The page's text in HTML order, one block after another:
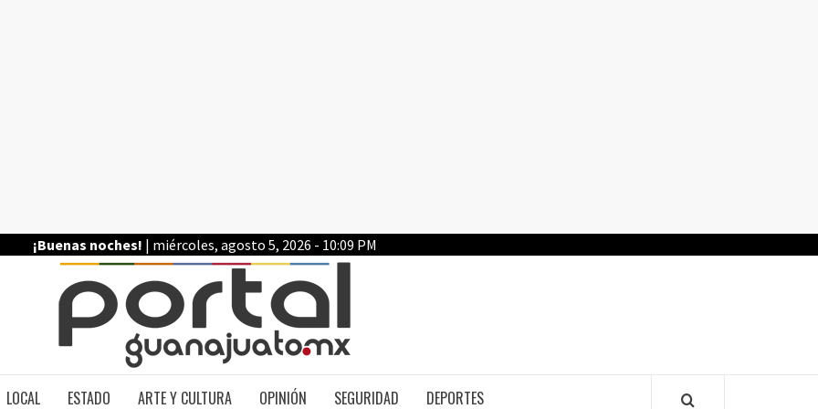
¡Buenas noches! | miércoles, agosto 5, 2026 - 10:09 PM
LOCAL ESTADO ARTE Y CULTURA OPINIÓN SEGURIDAD DEPORTES